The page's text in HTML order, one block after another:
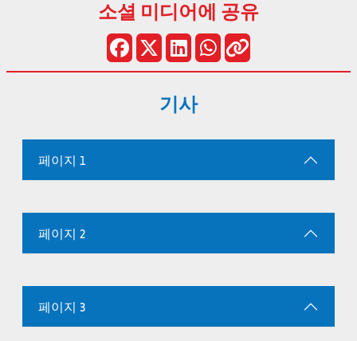
소셜 미디어에 공유
기사
페이지 1
페이지 2
페이지 3